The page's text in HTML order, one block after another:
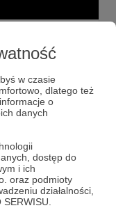
w czasie
dlatego też
o
danych
dostęp do
i ich
oraz podmioty
działalności,
z powodu
przeciętność.
FBI zamknęli
odkryła, że
być sprawką
Że czasem stoją